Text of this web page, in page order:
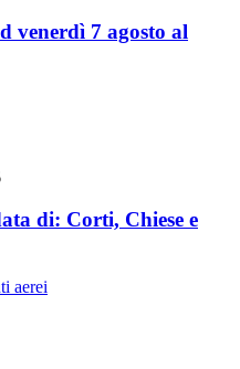
venerdì 7 agosto al
di: Corti, Chiese e